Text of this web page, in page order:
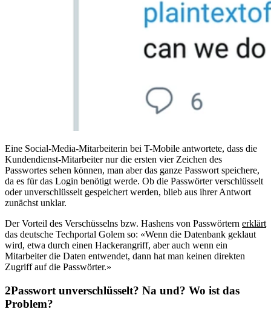
Eine Social-Media-Mitarbeiterin bei T-Mobile antwortete, dass die
Kundendienst-Mitarbeiter nur die ersten vier Zeichen des
Passwortes sehen können, man aber das ganze Passwort speichere,
da es für das Login benötigt werde. Ob die Passwörter verschlüsselt
oder unverschlüsselt gespeichert werden, blieb aus ihrer Antwort
zunächst unklar.
Der Vorteil des Verschüsselns bzw. Hashens von Passwörtern erklärt
das deutsche Techportal Golem so: «Wenn die Datenbank geklaut
wird, etwa durch einen Hackerangriff, aber auch wenn ein
Mitarbeiter die Daten entwendet, dann hat man keinen direkten
Zugriff auf die Passwörter.»
Passwort unverschlüsselt? Na und? Wo ist das
Problem?